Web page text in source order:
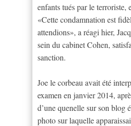
enfants tués par le terroriste,
«Cette condamnation est
attendions», a réagi hier,
sein du cabinet Cohen,
sanction.
Joe le corbeau avait été
examen en janvier 2014,
d’une quenelle sur son blog
photo sur laquelle